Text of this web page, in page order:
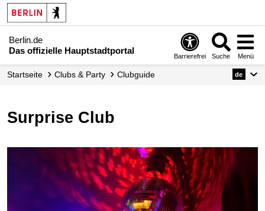
Berlin.de
Das offizielle Hauptstadtportal
Barrierefrei Suche Menü
Startseite Clubs & Party Clubguide de
Surprise Club